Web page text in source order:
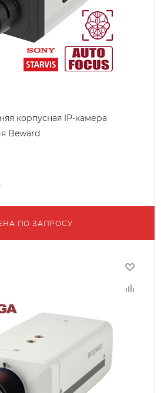
корпусная IP-камера
Beward
ПО ЗАПРОСУ